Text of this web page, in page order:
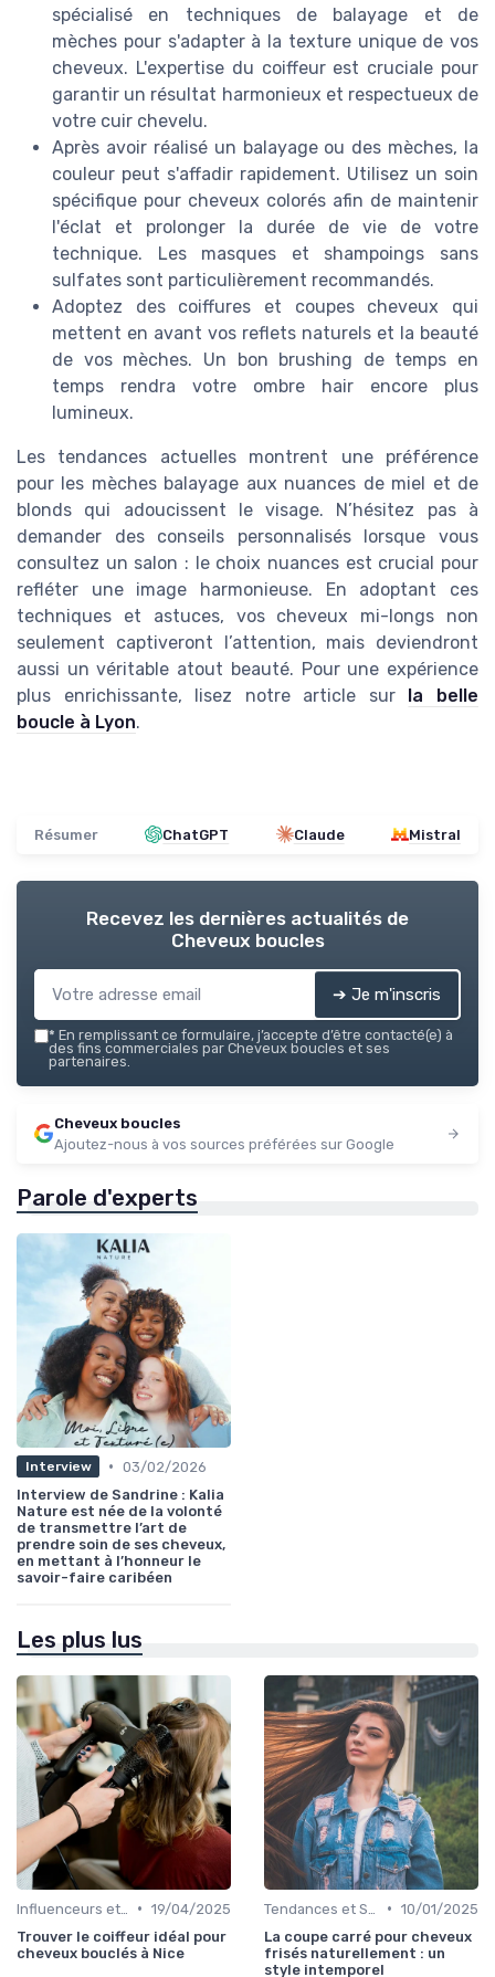
spécialisé en techniques de balayage et de
mèches pour s'adapter à la texture unique de vos
cheveux. L'expertise du coiffeur est cruciale pour
garantir un résultat harmonieux et respectueux de
votre cuir chevelu.
Après avoir réalisé un balayage ou des mèches, la
couleur peut s'affadir rapidement. Utilisez un soin
spécifique pour cheveux colorés afin de maintenir
l'éclat et prolonger la durée de vie de votre
technique. Les masques et shampoings sans
sulfates sont particulièrement recommandés.
Adoptez des coiffures et coupes cheveux qui
mettent en avant vos reflets naturels et la beauté
de vos mèches. Un bon brushing de temps en
temps rendra votre ombre hair encore plus
lumineux.
Les tendances actuelles montrent une préférence
pour les mèches balayage aux nuances de miel et de
blonds qui adoucissent le visage. N’hésitez pas à
demander des conseils personnalisés lorsque vous
consultez un salon : le choix nuances est crucial pour
refléter une image harmonieuse. En adoptant ces
techniques et astuces, vos cheveux mi-longs non
seulement captiveront l’attention, mais deviendront
aussi un véritable atout beauté. Pour une expérience
plus enrichissante, lisez notre article sur la belle
boucle à Lyon.
Résumer ChatGPT Claude Mistral
Recevez les dernières actualités de
Cheveux boucles
➔ Je m'inscris
* En remplissant ce formulaire, j’accepte d’être contacté(e) à
des fins commerciales par Cheveux boucles et ses
partenaires.
Cheveux boucles
Ajoutez-nous à vos sources préférées sur Google
Parole d'experts
Interview • 03/02/2026
Interview de Sandrine : Kalia
Nature est née de la volonté
de transmettre l’art de
prendre soin de ses cheveux,
en mettant à l’honneur le
savoir-faire caribéen
Les plus lus
• 19/04/2025
Trouver le coiffeur idéal pour
cheveux bouclés à Nice
• 10/01/2025
La coupe carré pour cheveux
frisés naturellement : un
style intemporel